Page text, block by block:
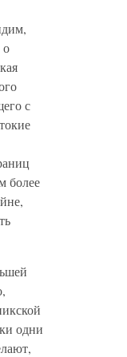
о
с
более
одни